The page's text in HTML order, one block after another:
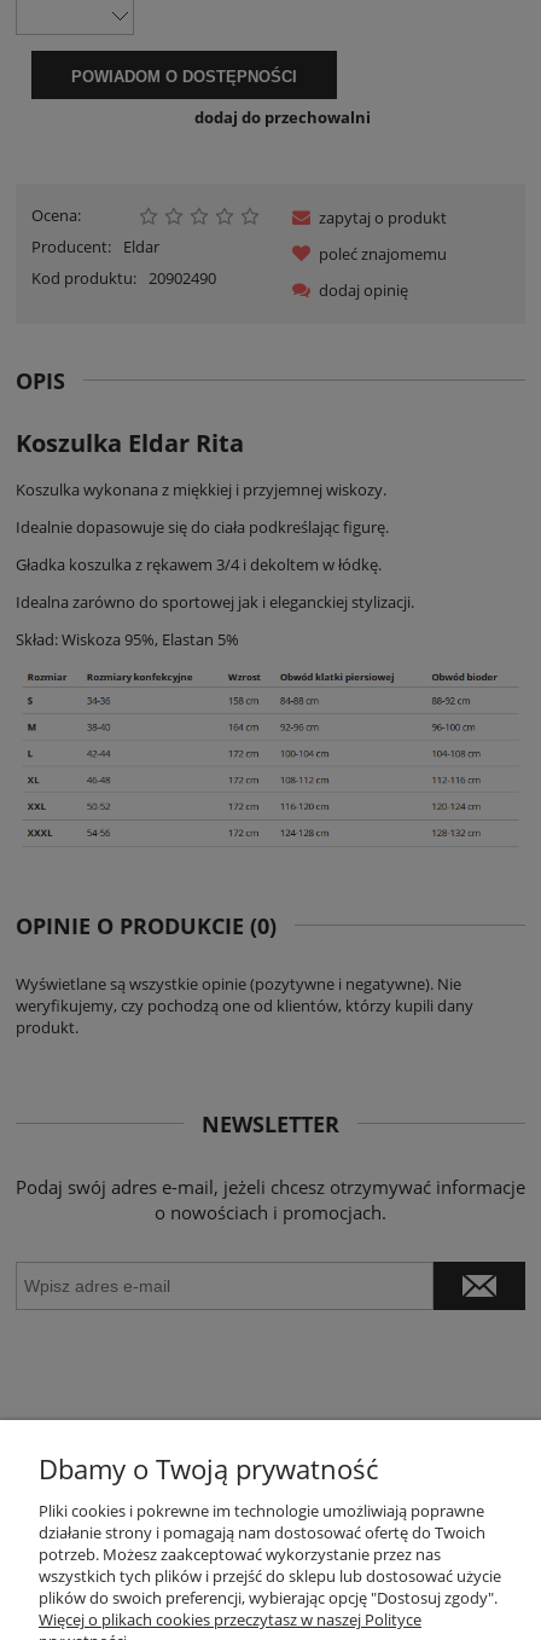
POWIADOM O DOSTĘPNOŚCI
dodaj do przechowalni
Ocena:
Producent:
Eldar
Kod produktu: 20902490
zapytaj o produkt
poleć znajomemu
dodaj opinię
OPIS
Koszulka Eldar Rita
Koszulka wykonana z miękkiej i przyjemnej wiskozy.
Idealnie dopasowuje się do ciała podkreślając figurę.
Gładka koszulka z rękawem 3/4 i dekoltem w łódkę.
Idealna zarówno do sportowej jak i eleganckiej stylizacji.
Skład: Wiskoza 95%, Elastan 5%
OPINIE O PRODUKCIE (0)
Wyświetlane są wszystkie opinie (pozytywne i negatywne). Nie
weryfikujemy, czy pochodzą one od klientów, którzy kupili dany
produkt.
NEWSLETTER
Podaj swój adres e-mail, jeżeli chcesz otrzymywać informacje
o nowościach i promocjach.
POMOC
MOJE KONTO
Dbamy o Twoją prywatność
Pliki cookies i pokrewne im technologie umożliwiają poprawne
działanie strony i pomagają nam dostosować ofertę do Twoich
potrzeb. Możesz zaakceptować wykorzystanie przez nas
wszystkich tych plików i przejść do sklepu lub dostosować użycie
plików do swoich preferencji, wybierając opcję "Dostosuj zgody".
Więcej o plikach cookies przeczytasz w naszej Polityce